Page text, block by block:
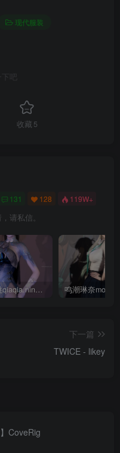
现代服装
吧
收藏 5
131 128 119W+
请私信。
剑来-宁姚qiaqia.ningyao-re.1
下一篇
TWICE - likey
CoveRig